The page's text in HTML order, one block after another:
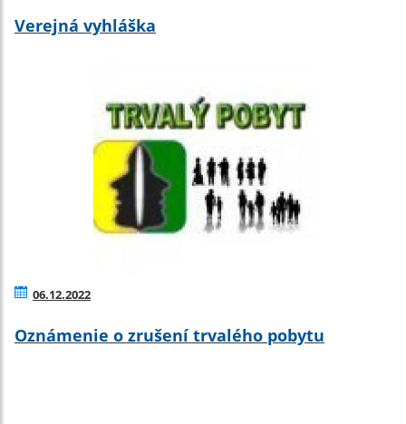
Verejná vyhláška
06.12.2022
Oznámenie o zrušení trvalého pobytu